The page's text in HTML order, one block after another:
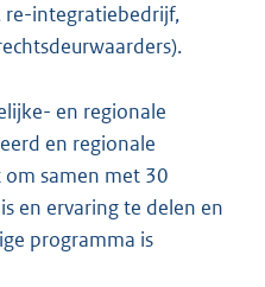
re-integratiebedrijf,
en regionale
en regionale
om samen met 30
en ervaring te delen en
programma is